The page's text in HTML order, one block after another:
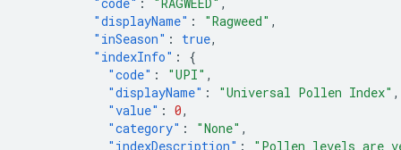
"displayName" : "Ragweed" ,
"inSeason" : true,
"indexInfo" :
{
"code" : "UPI" ,
"displayName" : "Universal Pollen Index" ,
"value" : 0,
"category" : "None" ,
"indexDescription" : "Pollen levels are